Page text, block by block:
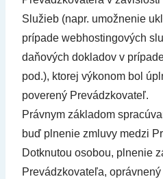
Služieb (napr. umožnenie
prípade webhostingových
daňových dokladov v
pod.), ktorej výkonom bol
poverený Prevádzkovateľ.
Právnym základom
buď plnenie zmluvy medzi
Dotknutou osobou, plnenie
Prevádzkovateľa,